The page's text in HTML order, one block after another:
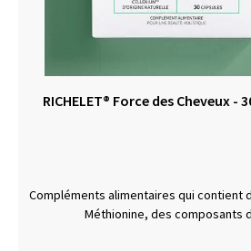
RICHELET® Force des Cheveux -
Compléments alimentaires qui contient
Méthionine, des composants